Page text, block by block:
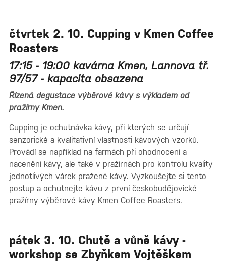
čtvrtek 2. 10. Cupping v Kmen Coffee
Roasters
17:15 - 19:00 kavárna Kmen, Lannova tř.
97/57 - kapacita obsazena
Řízená degustace výběrové kávy s výkladem od
pražírny Kmen.
Cupping je ochutnávka kávy, při kterých se určují
senzorické a kvalitativní vlastnosti kávových vzorků.
Provádí se například na farmách při ohodnocení a
nacenění kávy, ale také v pražírnách pro kontrolu kvality
jednotlivých várek pražené kávy. Vyzkoušejte si tento
postup a ochutnejte kávu z první českobudějovické
pražírny výběrové kávy Kmen Coffee Roasters.
pátek 3. 10. Chutě a vůně kávy -
workshop se Zbyňkem Vojtěškem